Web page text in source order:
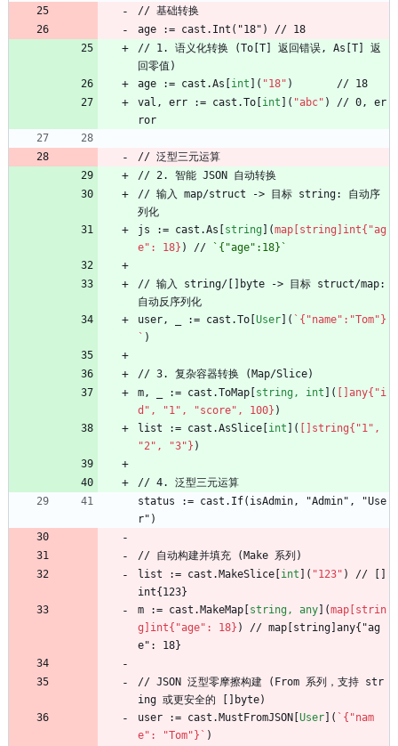
// 基础转换
age := cast.Int("18") // 18
// 1. 语义化转换 (To[T] 返回错误, As[T] 返
回零值)
age := cast.As[ int ]( "18" )       // 18
val, err := cast.To[ int ]( "abc" ) // 0, er
ror
// 泛型三元运算
// 2. 智能 JSON 自动转换
// 输入 map/struct -> 目标 string: 自动序
列化
js := cast.As[ string ](map[string]int{"ag
e": 18} ) // `{"age":18}`
// 输入 string/[]byte -> 目标 struct/map:
自动反序列化
user, _ := cast.To[ User ]( `{"name":"Tom"}
` )
// 3. 复杂容器转换 (Map/Slice)
m, _ := cast.ToMap[ string, int ](
[]any{"i
d", "1", "score", 100} )
list := cast.AsSlice[ int ](
[]string{"1",
"2", "3"} )
// 4. 泛型三元运算
status := cast.If(isAdmin, "Admin", "Use
r")
// 自动构建并填充 (Make 系列)
list := cast.MakeSlice[ int ]( "123" ) // []
int{123}
m := cast.MakeMap[ string, any ](map[strin
g]int{"age": 18} ) // map[string]any{"ag
e": 18}
// JSON 泛型零摩擦构建 (From 系列，支持 str
ing 或更安全的 []byte)
user := cast.MustFromJSON[ User ]( `{"nam
e": "Tom"}` )